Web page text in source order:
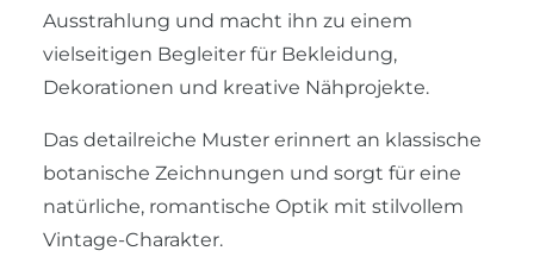
Ausstrahlung und macht ihn zu einem
vielseitigen Begleiter für Bekleidung,
Dekorationen und kreative Nähprojekte.
Das detailreiche Muster erinnert an klassische
botanische Zeichnungen und sorgt für eine
natürliche, romantische Optik mit stilvollem
Vintage-Charakter.